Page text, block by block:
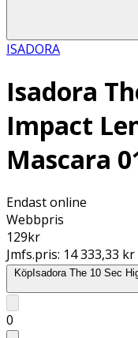
ISADORA
Isadora
Impact
Mascara
Endast online
Webbpris
129kr
Jmfs.pris: 14 333,33 kr
KöpIsadora The 10 Sec
0